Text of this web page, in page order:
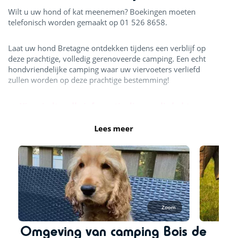
Wilt u uw hond of kat meenemen? Boekingen moeten
telefonisch worden gemaakt op 01 526 8658.
Laat uw hond Bretagne ontdekken tijdens een verblijf op
deze prachtige, volledig gerenoveerde camping. Een echt
hondvriendelijke camping waar uw viervoeters verliefd
zullen worden op deze prachtige bestemming!
Lees meer
Zoom
Omgeving van camping Bois de